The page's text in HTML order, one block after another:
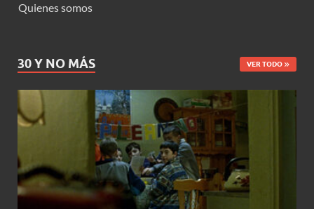
Quienes somos
30 Y NO MÁS VER TODO